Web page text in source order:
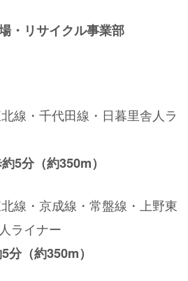
・リサイクル事業部
線・千代田線・日暮里舎人ラ
5分（約350m）
線・京成線・常盤線・上野東
ライナー
分（約350m）